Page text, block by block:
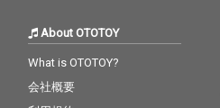
About OTOTOY
What is OTOTOY?
会社概要